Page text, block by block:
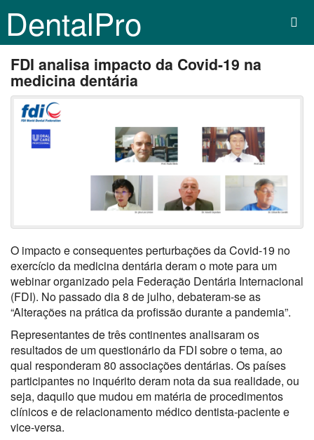
DentalPro
FDI analisa impacto da Covid-19 na
medicina dentária
O impacto e consequentes perturbações da Covid-19 no
exercício da medicina dentária deram o mote para um
webinar organizado pela Federação Dentária Internacional
(FDI). No passado dia 8 de julho, debateram-se as
“Alterações na prática da profissão durante a pandemia”.
Representantes de três continentes analisaram os
resultados de um questionário da FDI sobre o tema, ao
qual responderam 80 associações dentárias. Os países
participantes no inquérito deram nota da sua realidade, ou
seja, daquilo que mudou em matéria de procedimentos
clínicos e de relacionamento médico dentista-paciente e
vice-versa.